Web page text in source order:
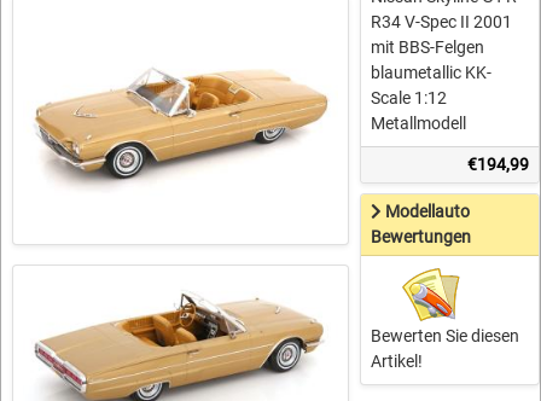
R34 V-Spec II 2001
mit BBS-Felgen
blaumetallic KK-
Scale 1:12
Metallmodell
€194,99
Modellauto
Bewertungen
Bewerten Sie diesen
Artikel!